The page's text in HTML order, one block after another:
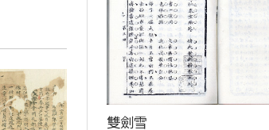
雙劍雪